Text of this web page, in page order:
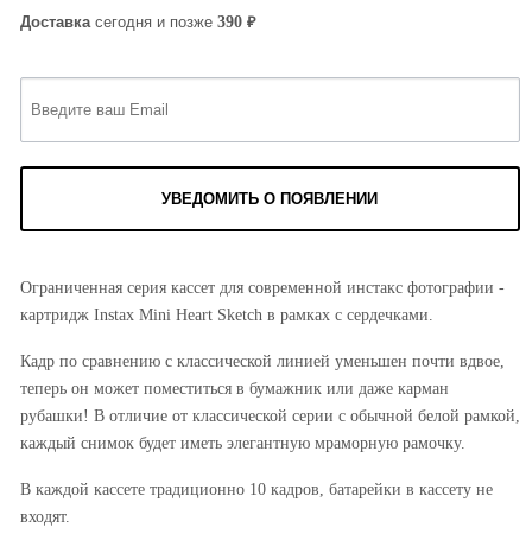
Доставкасегодня и позже 390 ₽
УВЕДОМИТЬ О ПОЯВЛЕНИИ
Ограниченная серия кассет для современной инстакс фотографии -
картридж Instax Mini Heart Sketch в рамках с сердечками.
Кадр по сравнению с классической линией уменьшен почти вдвое,
теперь он может поместиться в бумажник или даже карман
рубашки! В отличие от классической серии с обычной белой рамкой,
каждый снимок будет иметь элегантную мраморную рамочку.
В каждой кассете традиционно 10 кадров, батарейки в кассету не
входят.